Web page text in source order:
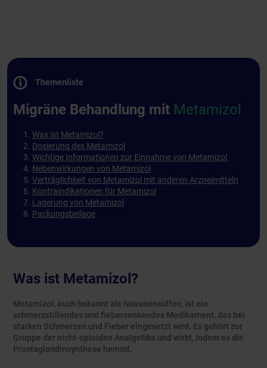
Was ist Metamizol?
Metamizol, auch bekannt als Novaminsulfon, ist ein
schmerzstillendes und fiebersenkendes Medikament, das bei
starken Schmerzen und Fieber eingesetzt wird. Es gehört zur
Gruppe der nicht-opioiden Analgetika und wirkt, indem es die
Prostaglandinsynthese hemmt.
Themenliste
Migräne Behandlung mit Metamizol
Was ist Metamizol?
Dosierung des Metamizol
Wichtige Informationen zur Einnahme von Metamizol
Nebenwirkungen von Metamizol
Verträglichkeit von Metamizol mit anderen Arzneimitteln
Kontraindikationen für Metamizol
Lagerung von Metamizol
Packungsbeilage